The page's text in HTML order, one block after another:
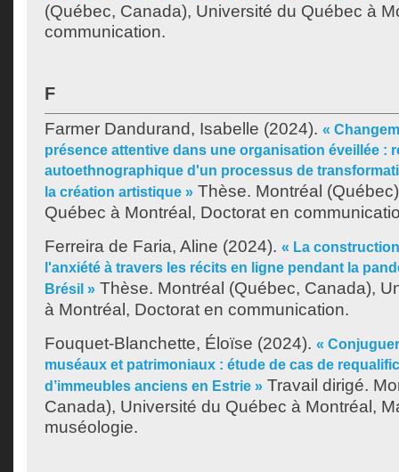
(Québec, Canada), Université du Québec à
communication.
F
Farmer Dandurand, Isabelle (2024). «
présence attentive dans une organisation éveillée :
autoethnographique d'un processus de
la création artistique » Thèse. Montréal
Québec à Montréal, Doctorat en
Ferreira de Faria, Aline (2024). « La
l'anxiété à travers les récits en ligne pendant la
Brésil » Thèse. Montréal (Québec, Canada),
à Montréal, Doctorat en communication.
Fouquet-Blanchette, Éloïse (2024). «
muséaux et patrimoniaux : étude de cas de
d’immeubles anciens en Estrie » Travail dirigé.
Canada), Université du Québec à Montréal,
muséologie.